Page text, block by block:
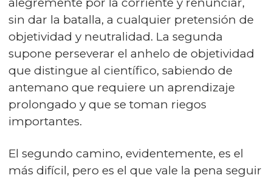
sin dar la batalla, a cualquier pretensión de
objetividad y neutralidad. La segunda
supone perseverar el anhelo de objetividad
que distingue al científico, sabiendo de
antemano que requiere un aprendizaje
prolongado y que se toman riegos
importantes.
El segundo camino, evidentemente, es el
más difícil, pero es el que vale la pena seguir